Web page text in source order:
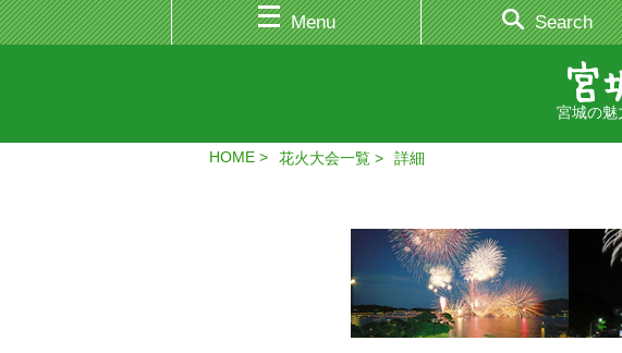
Menu Search
宮城の魅
HOME 花火大会一覧 詳細